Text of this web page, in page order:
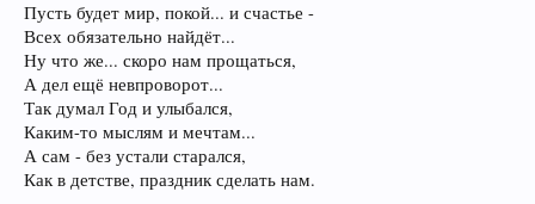
Пусть будет мир, покой... и счастье -
Всех обязательно найдёт...
Ну что же... скоро нам прощаться,
А дел ещё невпроворот...
Так думал Год и улыбался,
Каким-то мыслям и мечтам...
А сам - без устали старался,
Как в детстве, праздник сделать нам.